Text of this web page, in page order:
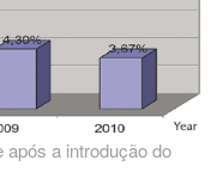
a introdução do